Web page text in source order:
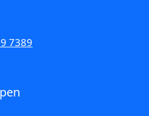
7389